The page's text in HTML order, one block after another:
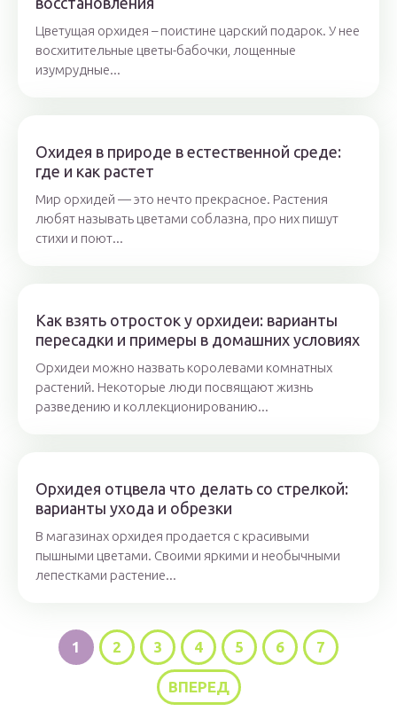
Цветущая орхидея – поистине царский подарок. У нее
восхитительные цветы-бабочки, лощенные
изумрудные...
Охидея в природе в естественной среде:
где и как растет
Мир орхидей — это нечто прекрасное. Растения
любят называть цветами соблазна, про них пишут
стихи и поют...
Как взять отросток у орхидеи: варианты
пересадки и примеры в домашних условиях
Орхидеи можно назвать королевами комнатных
растений. Некоторые люди посвящают жизнь
разведению и коллекционированию...
Орхидея отцвела что делать со стрелкой:
варианты ухода и обрезки
В магазинах орхидея продается с красивыми
пышными цветами. Своими яркими и необычными
лепестками растение...
1 2 3 4 5 6 7
ВПЕРЕД